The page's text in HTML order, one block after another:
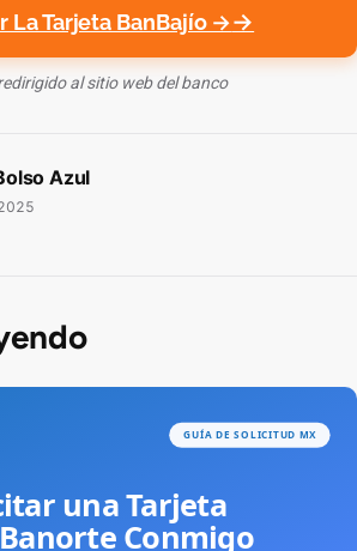
La Tarjeta BanBajío →
al sitio web del banco
Azul